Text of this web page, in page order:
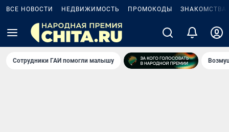
ВСЕ НОВОСТИ НЕДВИЖИМОСТЬ ПРОМОКОДЫ ЗНАКОМСТВА
Сотрудники ГАИ помогли малышу